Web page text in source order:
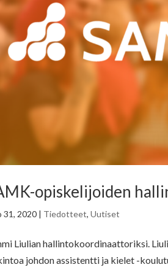
opiskelijoiden
31, 2020 | Tiedotteet,Uutiset
Liulian hallintokoordinaattoriksi.
johdon assistentti ja kielet -